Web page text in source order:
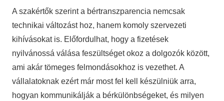
A szakértők szerint a bértranszparencia nemcsak
technikai változást hoz, hanem komoly szervezeti
kihívásokat is. Előfordulhat, hogy a fizetések
nyilvánossá válása feszültséget okoz a dolgozók között,
ami akár tömeges felmondásokhoz is vezethet. A
vállalatoknak ezért már most fel kell készülniük arra,
hogyan kommunikálják a bérkülönbségeket, és milyen